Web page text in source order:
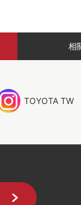
相
TOYOTA TW